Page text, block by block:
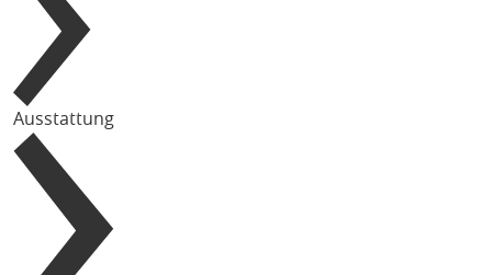
Ausstattung